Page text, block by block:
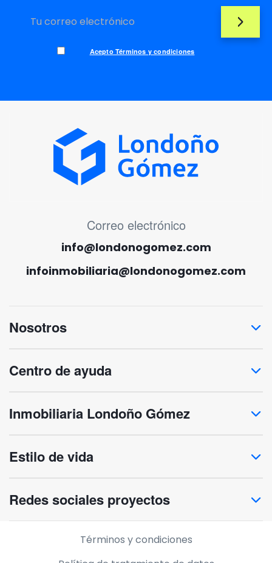
Acepto Términos y condiciones
MENÚ CORREO ELECTRÓNICO
Correo electrónico
info@londonogomez.com
infoinmobiliaria@londonogomez.com
Nosotros
Centro de ayuda
Inmobiliaria Londoño Gómez
Estilo de vida
Redes sociales proyectos
Información legal
Términos y condiciones